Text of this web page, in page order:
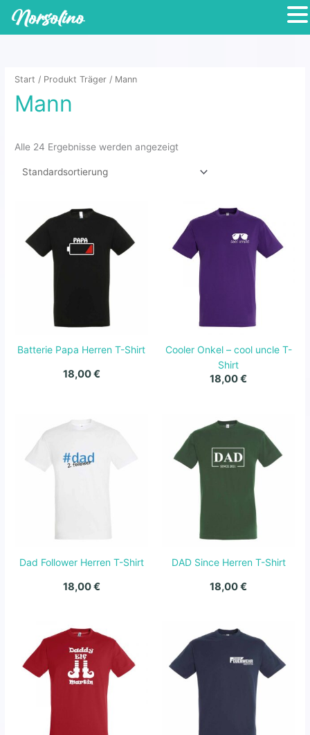
Zum
Start / Produkt Träger / Mann
Mann
Alle 24 Ergebnisse werden angezeigt
Batterie Papa Herren T-Shirt
18,00€
Cooler Onkel – cool uncle T-
Shirt
18,00€
Dad Follower Herren T-Shirt
18,00€
DAD Since Herren T-Shirt
18,00€